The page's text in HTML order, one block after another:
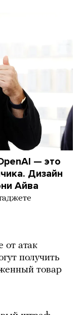
— это
Дизайн
Айва
от атак
получить
товар